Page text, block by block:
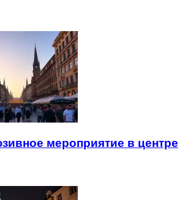
мероприятие в центре